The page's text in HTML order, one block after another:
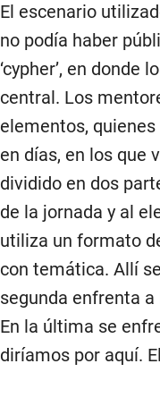
El escenario
no podía haber
‘cypher’, en
central. Los
elementos,
en días, en los que
dividido en dos
de la jornada y al
utiliza un formato
con temática. Allí
segunda enfrenta a
En la última se
diríamos por aquí.